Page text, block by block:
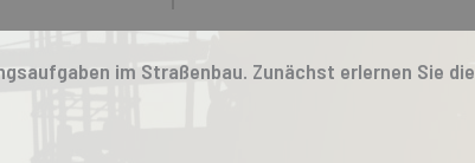
im Straßenbau. Zunächst erlernen Sie